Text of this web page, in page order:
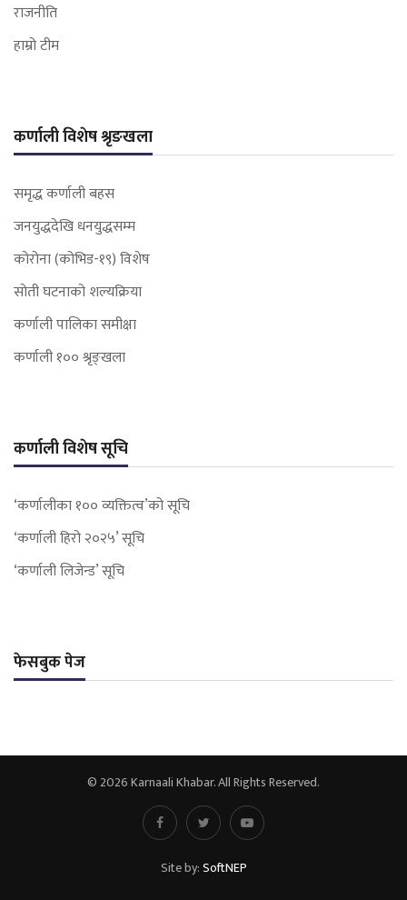
राजनीति
हाम्रो टीम
कर्णाली विशेष श्रृङखला
समृद्ध कर्णाली बहस
जनयुद्धदेखि धनयुद्धसम्म
कोरोना (कोभिड-१९) विशेष
सोती घटनाको शल्यक्रिया
कर्णाली पालिका समीक्षा
कर्णाली १०० श्रृङ्खला
कर्णाली विशेष सूचि
‘कर्णालीका १०० व्यक्तित्व’को सूचि
‘कर्णाली हिरो २०२५’ सूचि
‘कर्णाली लिजेन्ड’ सूचि
फेसबुक पेज
© 2026 Karnaali Khabar. All Rights Reserved.
Site by:SoftNEP